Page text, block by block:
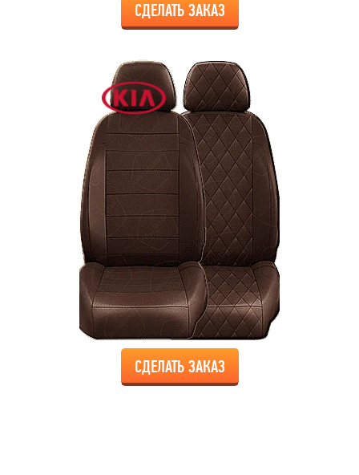
СДЕЛАТЬ ЗАКАЗ
СДЕЛАТЬ ЗАКАЗ